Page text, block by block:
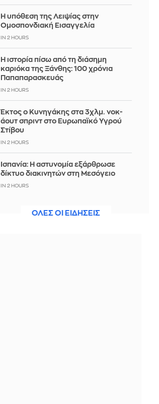
Η υπόθεση της Λειψίας στην
Ομοσπονδιακή Εισαγγελία
IN 2 HOURS
Η ιστορία πίσω από τη διάσημη
καριόκα της Ξάνθης: 100 χρόνια
Παπαπαρασκευάς
IN 2 HOURS
Έκτος ο Κυνηγάκης στα 3χλμ. νοκ-
άουτ σπριντ στο Ευρωπαϊκό Υγρού
Στίβου
IN 2 HOURS
Ισπανία: Η αστυνομία εξάρθρωσε
δίκτυο διακινητών στη Μεσόγειο
IN 2 HOURS
γερμανική εταιρεία για να ακυρώσει
ΟΛΕΣ ΟΙ ΕΙΔΗΣΕΙΣ